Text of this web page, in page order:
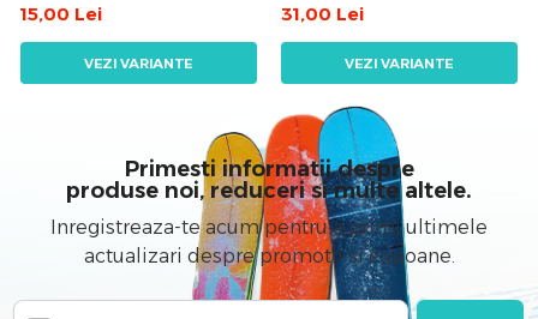
15,00 Lei
VEZI VARIANTE
31,00 Lei
VEZI VARIANTE
Primesti informatii despre
produse noi, reduceri si multe altele.
Inregistreaza-te acum pentru a primi ultimele
actualizari despre promotii si cupoane.